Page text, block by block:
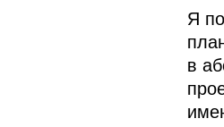
Я
в